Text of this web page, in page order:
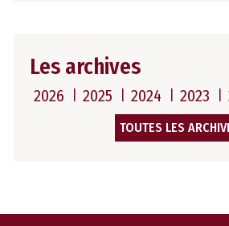
Les archives
2026 2025 2024 2023
TOUTES LES